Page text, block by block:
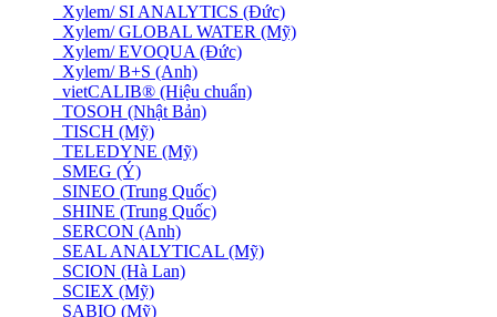
Xylem/ SI ANALYTICS (Đức)
Xylem/ GLOBAL WATER (Mỹ)
Xylem/ EVOQUA (Đức)
Xylem/ B+S (Anh)
vietCALIB® (Hiệu chuẩn)
TOSOH (Nhật Bản)
TISCH (Mỹ)
TELEDYNE (Mỹ)
SMEG (Ý)
SINEO (Trung Quốc)
SHINE (Trung Quốc)
SERCON (Anh)
SEAL ANALYTICAL (Mỹ)
SCION (Hà Lan)
SCIEX (Mỹ)
SABIO (Mỹ)